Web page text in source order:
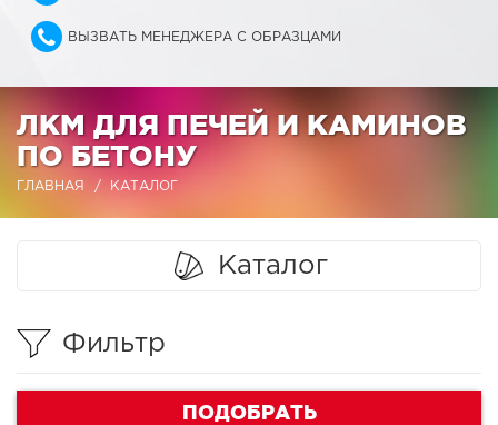
ВЫЗВАТЬ МЕНЕДЖЕРА С ОБРАЗЦАМИ
ЛКМ ДЛЯ ПЕЧЕЙ И КАМИНОВ
ПО БЕТОНУ
ГЛАВНАЯ КАТАЛОГ
Каталог
Фильтр
ПОДОБРАТЬ